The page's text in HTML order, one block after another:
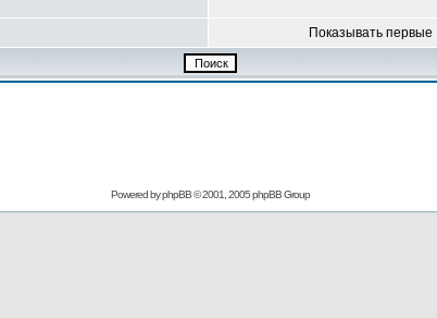
Показывать первые
Powered byphpBB© 2001, 2005 phpBB Group